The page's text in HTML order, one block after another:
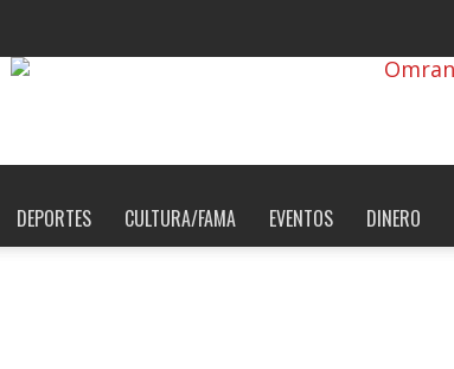
DEPORTES CULTURA/FAMA EVENTOS DINERO